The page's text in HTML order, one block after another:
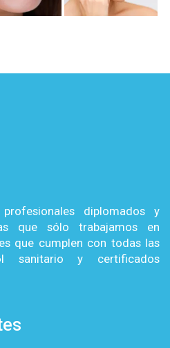
diplomados y
que sólo trabajamos en
que cumplen con todas las
sanitario y certificados